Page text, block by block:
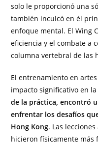
solo le proporcionó una
también inculcó en él
enfoque mental. El Wing
eficiencia y el combate a
columna vertebral de las
El entrenamiento en
impacto significativo en
de la práctica, encontró
enfrentar los desafíos
Hong Kong. Las
hicieron físicamente más